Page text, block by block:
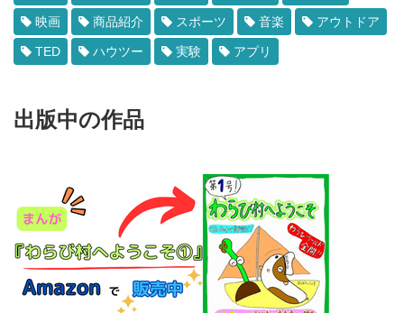
映画 商品紹介 スポーツ 音楽 アウトドア
TED ハウツー 実験 アプリ
出版中の作品